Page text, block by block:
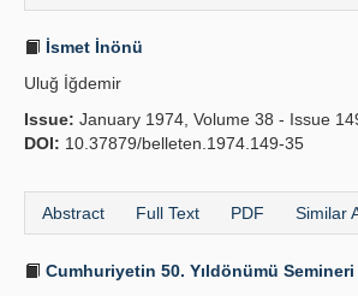
İsmet İnönü
Uluğ İğdemir
Issue: January 1974, Volume 38 - Issue
DOI: 10.37879/belleten.1974.149-35
Abstract Full Text PDF Similar
Cumhuriyetin 50. Yıldönümü